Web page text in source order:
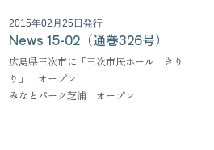
2015年02月25日発行
News 15-02（通巻326号）
広島県三次市に「三次市民ホール きり
り」 オープン
みなとパーク芝浦 オープン